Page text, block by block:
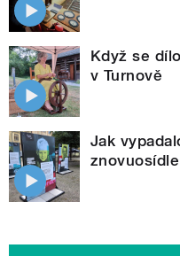
Když se
v Turnově
Jak